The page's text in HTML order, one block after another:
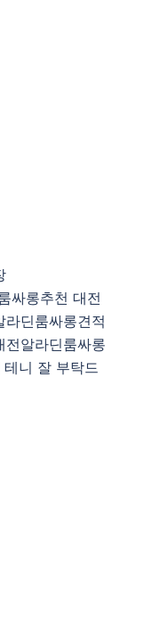
싸롱추천 대전
딘룸싸롱견적
전알라딘룸싸롱
니 잘 부탁드